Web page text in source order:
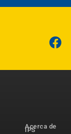
Acerca de
IPS